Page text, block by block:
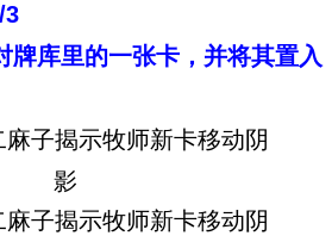
3
牌库里的一张卡，并将其置入